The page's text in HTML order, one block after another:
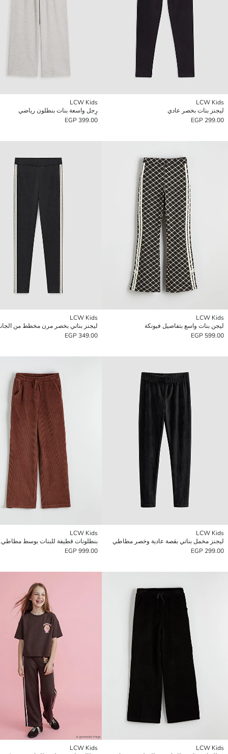
LCW Kids
ليجنز بنات بخصر عادي
299.00 EGP
LCW Kids
رِجل واسعة بنات بنطلون رياضي
399.00 EGP
LCW Kids
ليجن بنات واسع بتفاصيل فيونكة
599.00 EGP
LCW Kids
ليجنز بناتي بخصر مرن مخطط من
349.00 EGP
LCW Kids
ليجنز مخمل بناتي بقصة عادية وخصر مطاطي
299.00 EGP
LCW Kids
بنطلونات قطيفة للبنات بوسط مطاطي.
999.00 EGP
LCW Kids
LCW Kids